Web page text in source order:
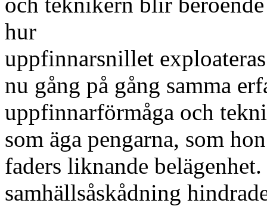
hur
uppfinnarsnillet
nu gång på gång samma
uppfinnarförmåga och
som äga pengarna, som
faders liknande
samhällsåskådning